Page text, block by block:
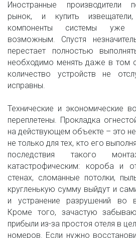
Иностранные производители
рынок, и купить
компоненты системы уже
возможным. Спустя
перестает полностью
необходимо менять даже в том
количество устройств не
исправны.
Технические и экономические
переплетены. Прокладка
на действующем объекте – это
не только для тех, кто его
последствия такого
катастрофическим: короба и
стенах, сломанные потолки,
кругленькую сумму выйдут и
и устранение разрушений во
Кроме того, зачастую
прибыли из-за простоя отеля в
номеров. Если нужно